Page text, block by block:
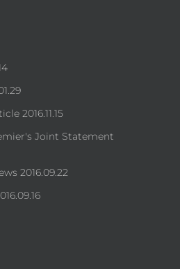
2016.11.15
Joint Statement
2016.09.22